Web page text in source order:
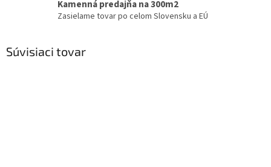
Kamenná predajňa na 300m2
Zasielame tovar po celom Slovensku a EÚ
Súvisiaci tovar